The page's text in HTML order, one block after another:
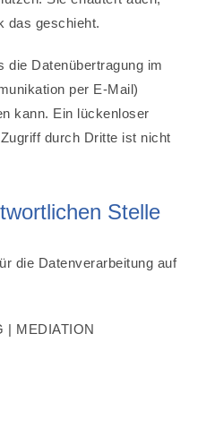
das geschieht.
die Datenübertragung im
per E-Mail)
kann. Ein lückenloser
durch Dritte ist nicht
Stelle
die Datenverarbeitung auf
| MEDIATION